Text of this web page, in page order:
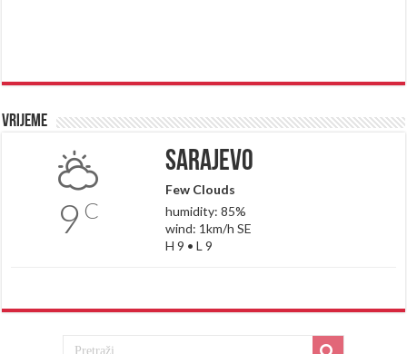
Vrijeme
9 C
Sarajevo
Few Clouds
humidity: 85%
wind: 1km/h SE
H 9 • L 9